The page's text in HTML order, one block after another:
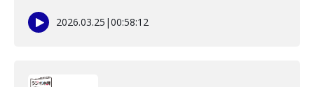
2026.03.25 |00:58:12